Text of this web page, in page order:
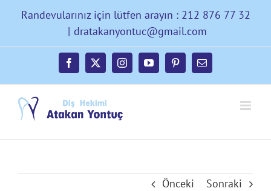
content
Randevularınız için lütfen arayın : 212 876 77 32
| dratakanyontuc@gmail.com
Facebook
X InstagramYouTubePinterest
E-
posta
Önceki Sonraki